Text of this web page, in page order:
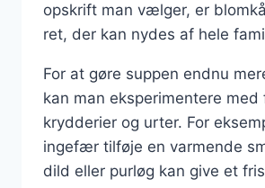
opskrift man vælger, er
ret, der kan nydes af hele
For at gøre suppen endnu
kan man eksperimentere med
krydderier og urter. For
ingefær tilføje en varmende
dild eller purløg kan give et